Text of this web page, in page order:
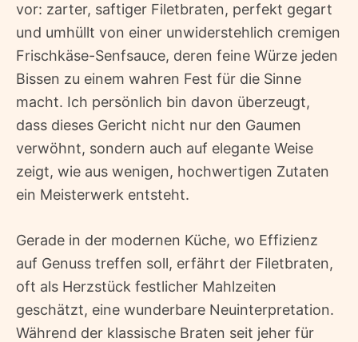
vor: zarter, saftiger Filetbraten, perfekt gegart
und umhüllt von einer unwiderstehlich cremigen
Frischkäse-Senfsauce, deren feine Würze jeden
Bissen zu einem wahren Fest für die Sinne
macht. Ich persönlich bin davon überzeugt,
dass dieses Gericht nicht nur den Gaumen
verwöhnt, sondern auch auf elegante Weise
zeigt, wie aus wenigen, hochwertigen Zutaten
ein Meisterwerk entsteht.
Gerade in der modernen Küche, wo Effizienz
auf Genuss treffen soll, erfährt der Filetbraten,
oft als Herzstück festlicher Mahlzeiten
geschätzt, eine wunderbare Neuinterpretation.
Während der klassische Braten seit jeher für